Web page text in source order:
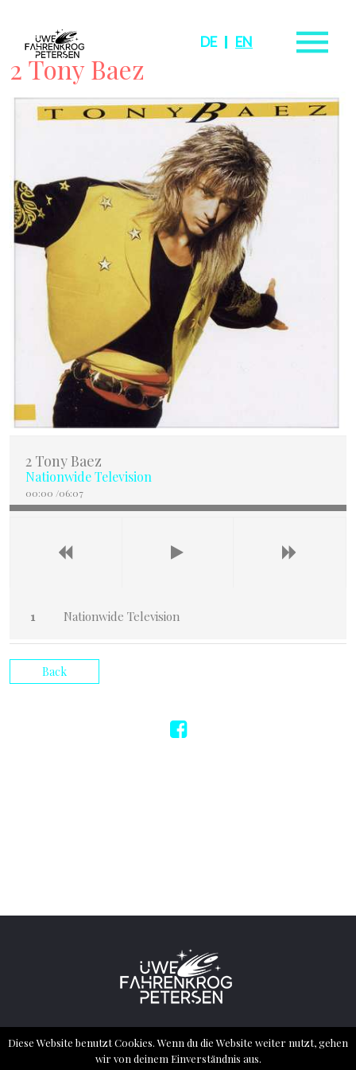
DE EN
2 Tony Baez
Nationwide Television
2 Tony Baez
Nationwide Television
00:00 /06:07
Back
FAHRENKROG PETERSEN
Diese Website benutzt Cookies. Wenn du die Website weiter nutzt, gehen
wir von deinem Einverständnis aus.